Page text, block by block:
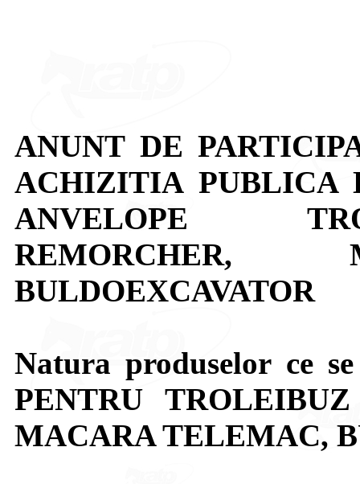
ANUNT DE
ACHIZITIA PUBLICA
ANVELOPE
REMORCHER,
BULDOEXCAVATOR
Natura produselor ce
PENTRU
MACARA TELEMAC,